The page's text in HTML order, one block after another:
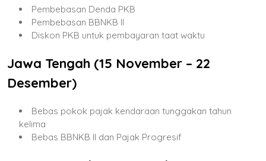
Pembebasan Denda PKB
Pembebasan BBNKB II
Diskon PKB untuk pembayaran taat waktu
Jawa Tengah (15 November – 22
Desember)
Bebas pokok pajak kendaraan tunggakan tahun
kelima
Bebas BBNKB II dan Pajak Progresif